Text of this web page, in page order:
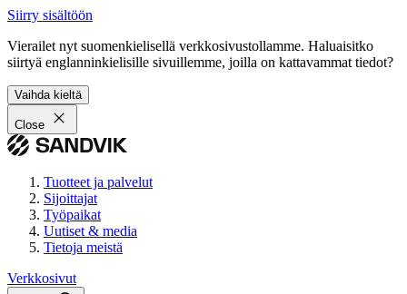
Siirry sisältöön
Vierailet nyt suomenkielisellä verkkosivustollamme. Haluaisitko
siirtyä englanninkielisille sivuillemme, joilla on kattavammat tiedot?
Vaihda kieltä
Close
Tuotteet ja palvelut
Sijoittajat
Työpaikat
Uutiset & media
Tietoja meistä
Verkkosivut